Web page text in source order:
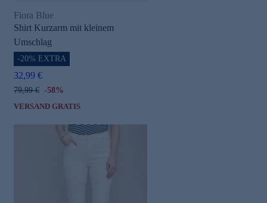
Fiora Blue
Shirt Kurzarm mit kleinem
Umschlag
-20% EXTRA
32,99 €
79,99 € -58%
VERSAND GRATIS